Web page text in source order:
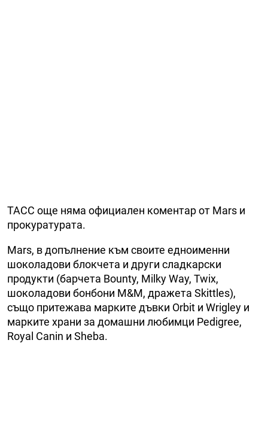
ТАСС още няма официален коментар от Mars и
прокуратурата.
Mars, в допълнение към своите едноименни
шоколадови блокчета и други сладкарски
продукти (барчета Bounty, Milky Way, Twix,
шоколадови бонбони M&M, дражета Skittles),
също притежава марките дъвки Orbit и Wrigley и
марките храни за домашни любимци Pedigree,
Royal Canin и Sheba.